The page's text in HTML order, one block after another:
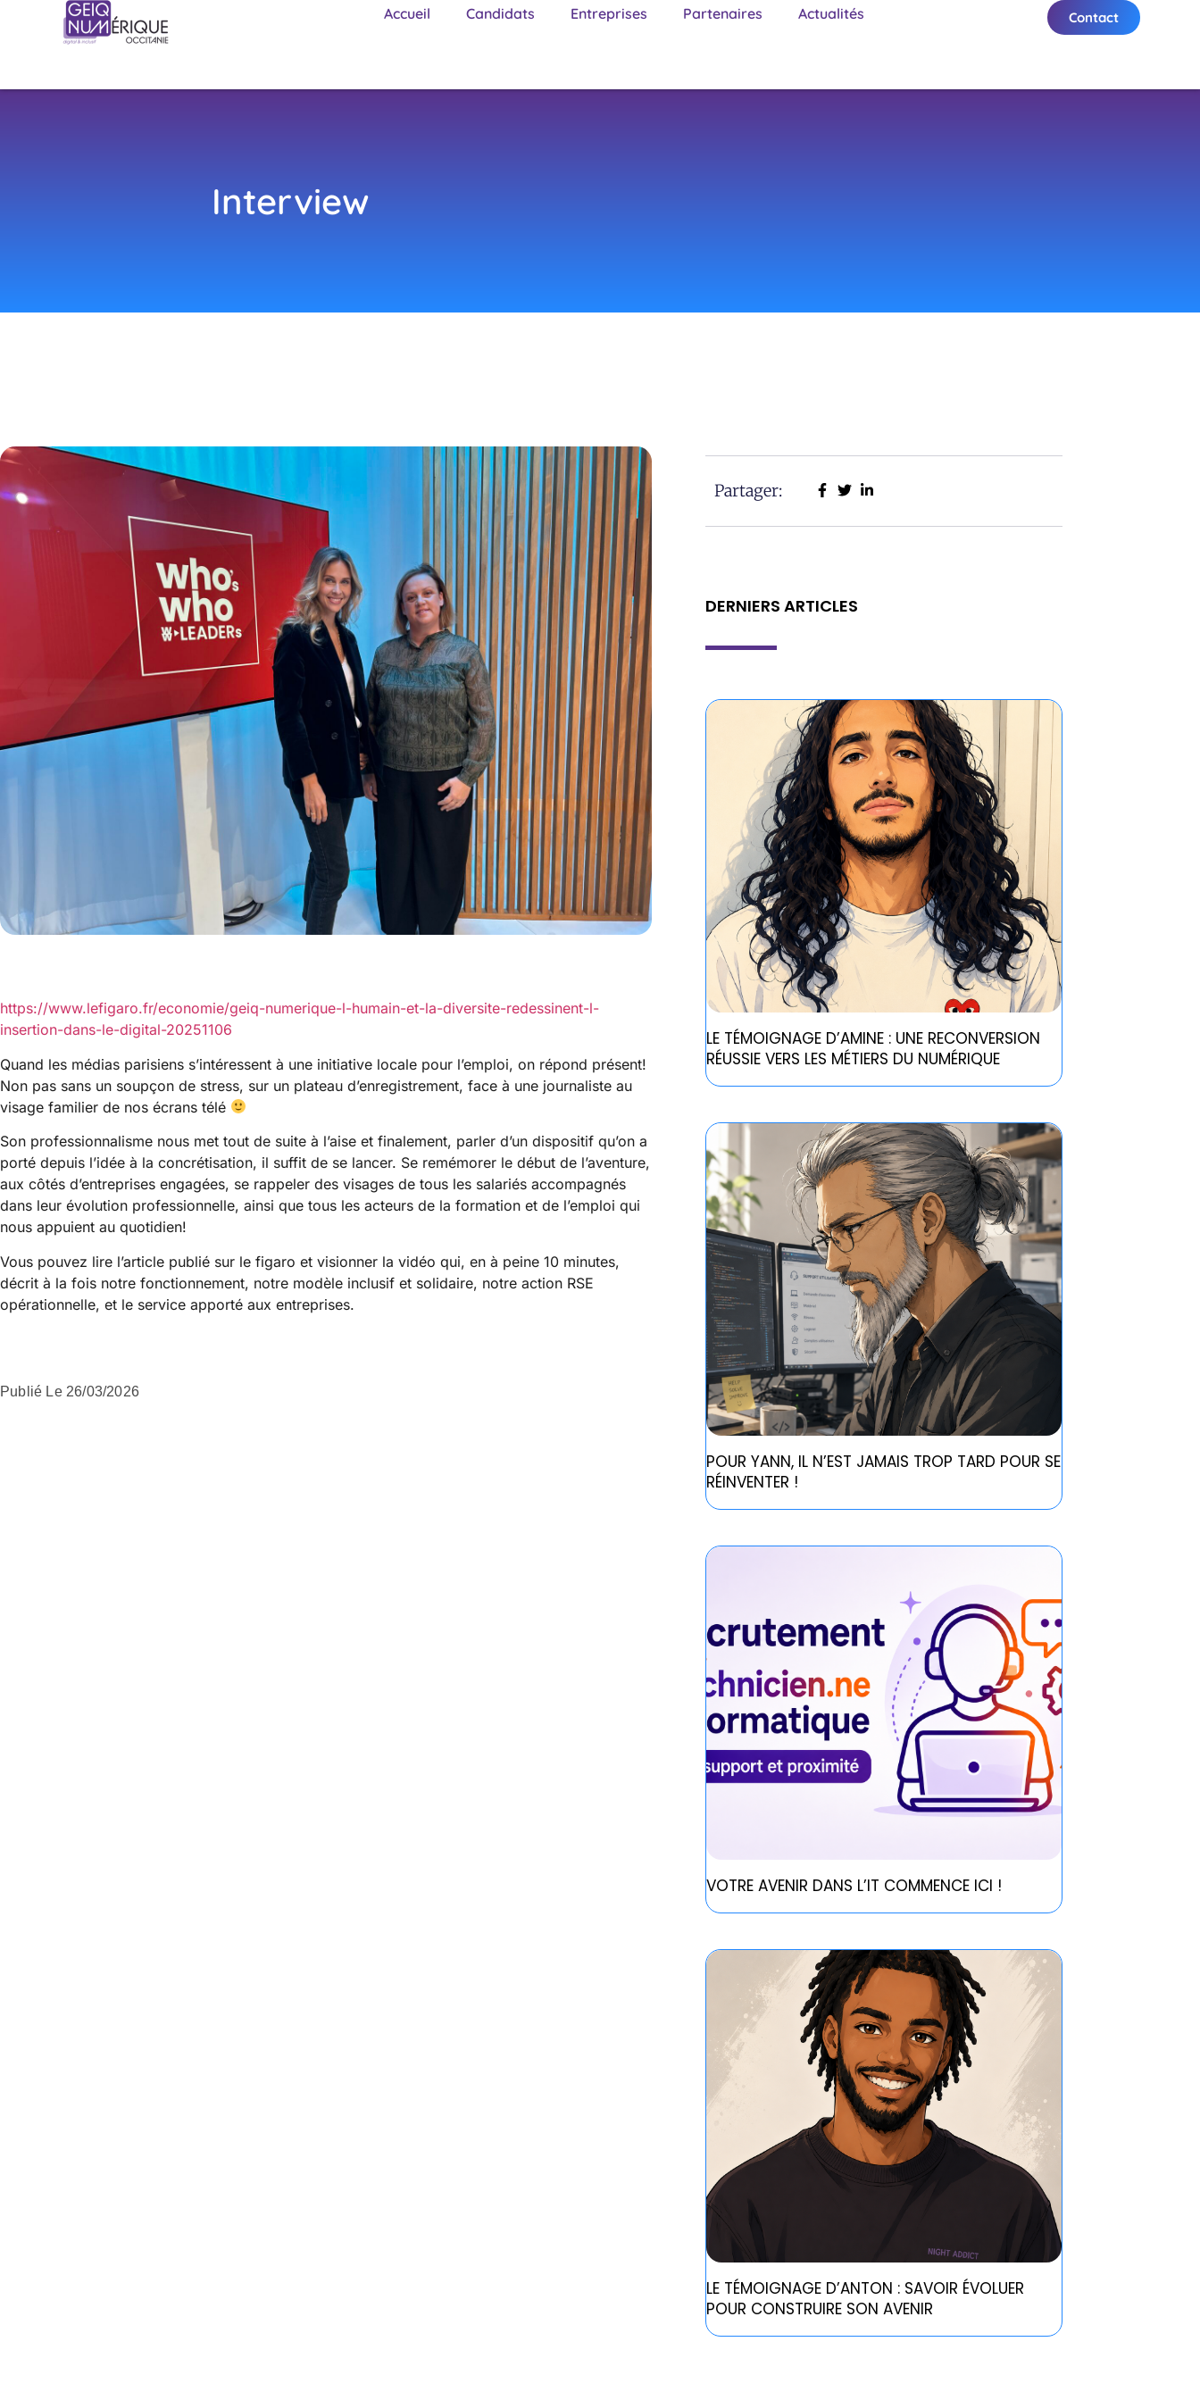
Accueil Candidats Entreprises Partenaires Actualités Contact
Interview
https://www.lefigaro.fr/economie/geiq-numerique-l-humain-et-la-diversite-redessinent-l-
insertion-dans-le-digital-20251106
Quand les médias parisiens s’intéressent à une initiative locale pour l’emploi, on répond présent!
Non pas sans un soupçon de stress, sur un plateau d’enregistrement, face à une journaliste au
visage familier de nos écrans télé
Son professionnalisme nous met tout de suite à l’aise et finalement, parler d’un dispositif qu’on a
porté depuis l’idée à la concrétisation, il suffit de se lancer. Se remémorer le début de l’aventure,
aux côtés d’entreprises engagées, se rappeler des visages de tous les salariés accompagnés
dans leur évolution professionnelle, ainsi que tous les acteurs de la formation et de l’emploi qui
nous appuient au quotidien!
Vous pouvez lire l’article publié sur le figaro et visionner la vidéo qui, en à peine 10 minutes,
décrit à la fois notre fonctionnement, notre modèle inclusif et solidaire, notre action RSE
opérationnelle, et le service apporté aux entreprises.
Publié Le 26/03/2026
Partager:
DERNIERS ARTICLES
LE TÉMOIGNAGE D’AMINE : UNE RECONVERSION
RÉUSSIE VERS LES MÉTIERS DU NUMÉRIQUE
POUR YANN, IL N’EST JAMAIS TROP TARD POUR SE
RÉINVENTER !
VOTRE AVENIR DANS L’IT COMMENCE ICI !
LE TÉMOIGNAGE D’ANTON : SAVOIR ÉVOLUER
POUR CONSTRUIRE SON AVENIR